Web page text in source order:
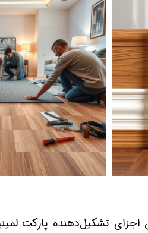
اجرای پارکت
اجرای پارکت
تشکیل‌دهنده پارکت لمینیت